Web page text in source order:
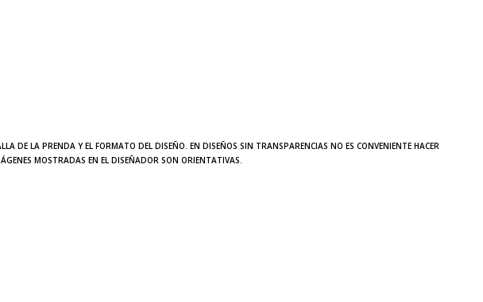
DE LA PRENDA Y EL FORMATO DEL DISEÑO. EN DISEÑOS SIN TRANSPARENCIAS NO ES CONVENIENTE HACER
MOSTRADAS EN EL DISEÑADOR SON ORIENTATIVAS.